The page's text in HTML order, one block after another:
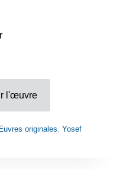
l'œuvre
originales, Yosef